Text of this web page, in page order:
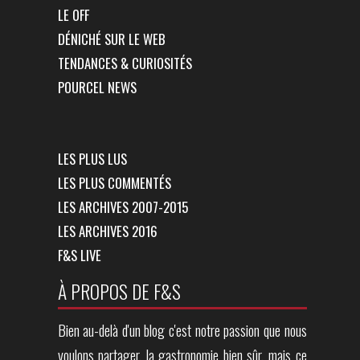
LE OFF
DÉNICHÉ SUR LE WEB
TENDANCES & CURIOSITÉS
POURCEL NEWS
LES PLUS LUS
LES PLUS COMMENTÉS
LES ARCHIVES 2007-2015
LES ARCHIVES 2016
F&S LIVE
À PROPOS DE F&S
Bien au-delà d'un blog c'est notre passion que nous
voulons partager, la gastronomie bien sûr, mais ce